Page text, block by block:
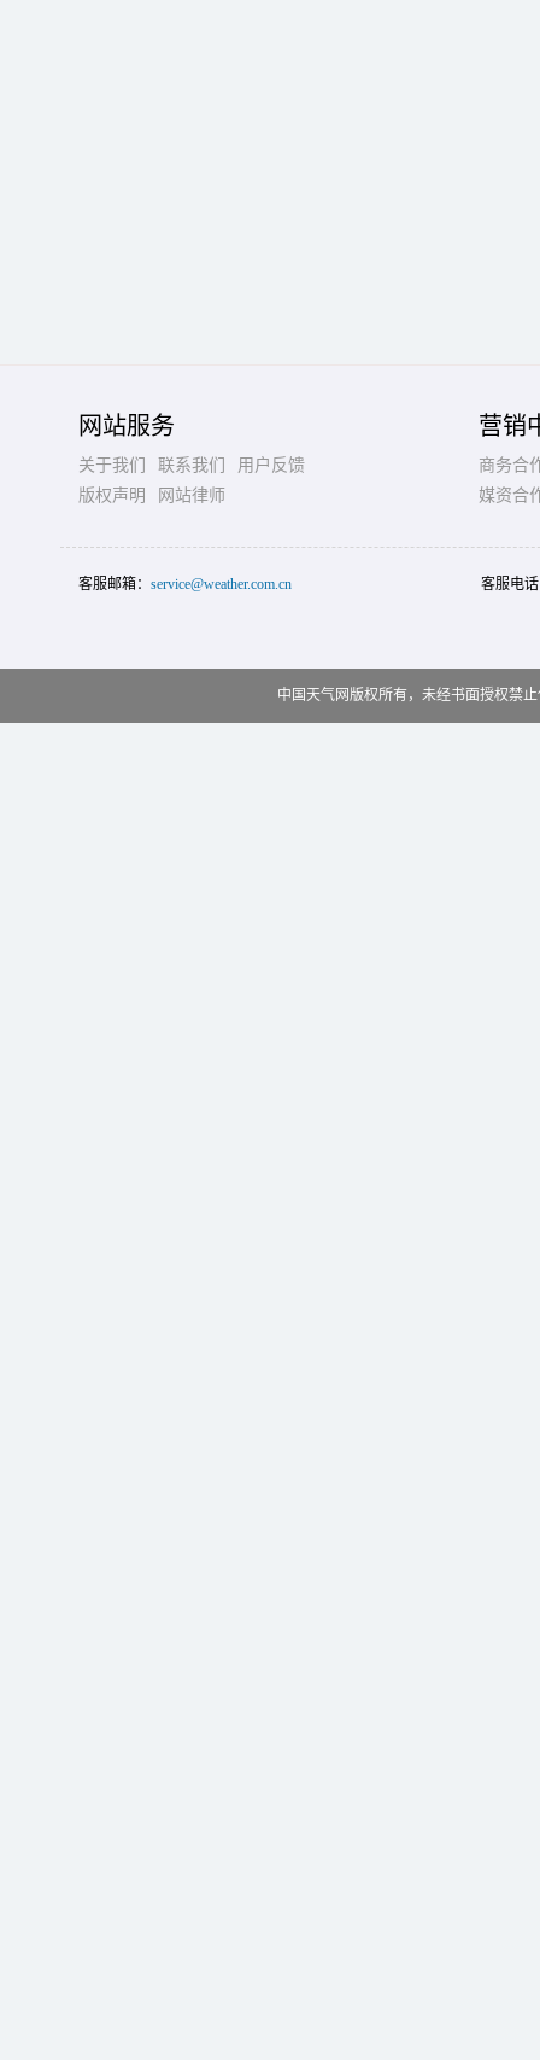
网站服务
关于我们 联系我们
用户反馈
版权声明
网站律师
营销
商务合
媒资合
客服邮箱： service@weather.com.cn 客服电
中国天气网版权所有，未经书面授权